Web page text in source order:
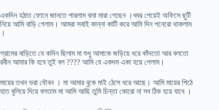
একদিন হঠাত ফোনে জানতে পারলাম বাবা মারা গেছেন ।খবর পেয়েই অফিসে ছুটি
নিয়ে আমি বাড়ি গেলাম। আমরা সবাই কান্না কাটি করে আমি দিন পনেরো থাকলাম
।
গ্রামের বাড়িতে যে কদিন ছিলাম মা শুধু আমাকে জড়িয়ে ধরে কাঁদতো আর বলতো
রবীন আমার কি হবে তুই বল ???? আমি যে একদম একা হয়ে গেলাম।
মায়ের তখন ভরা যৌবন । মা আমার বুকে মাই ঠেসে ধরে আছে। আমি মায়ের পিঠে
হাত বুলিয়ে দিয়ে বলতাম মা আমি আছি তুমি চিন্তা কোরো না সব ঠিক হয়ে যাবে ।